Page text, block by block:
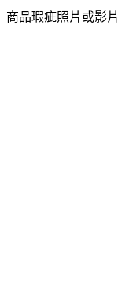
商品瑕疵照片或影片